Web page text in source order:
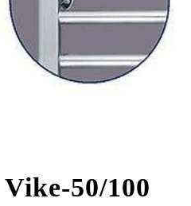
50/100